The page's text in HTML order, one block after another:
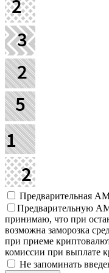
Предварительная
Предварительную
принимаю, что при
возможна заморозка
при приеме
комиссии при выплате
Не запоминать